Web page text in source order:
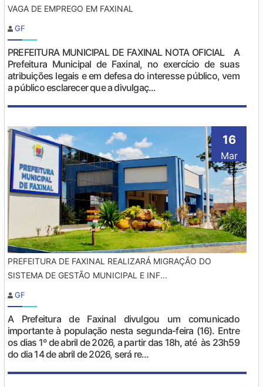
VAGA DE EMPREGO EM FAXINAL
GF
PREFEITURA MUNICIPAL DE FAXINAL NOTA OFICIAL A
Prefeitura Municipal de Faxinal, no exercício de suas
atribuições legais e em defesa do interesse público, vem
a público esclarecer que a divulgaç...
16
Mar
PREFEITURA DE FAXINAL REALIZARÁ MIGRAÇÃO DO
SISTEMA DE GESTÃO MUNICIPAL E INF...
GF
A Prefeitura de Faxinal divulgou um comunicado
importante à população nesta segunda-feira (16). Entre
os dias 1º de abril de 2026, a partir das 18h, até às 23h59
do dia 14 de abril de 2026, será re...